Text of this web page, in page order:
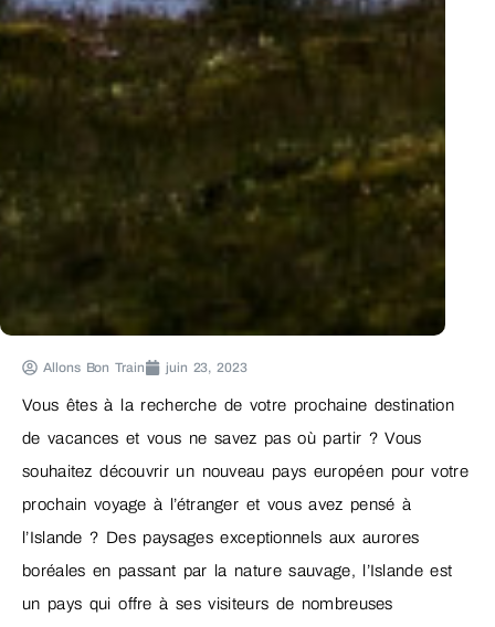
Allons Bon Train juin 23, 2023
Vous êtes à la recherche de votre prochaine destination
de vacances et vous ne savez pas où partir ? Vous
souhaitez découvrir un nouveau pays européen pour votre
prochain voyage à l’étranger et vous avez pensé à
l’Islande ? Des paysages exceptionnels aux aurores
boréales en passant par la nature sauvage, l’Islande est
un pays qui offre à ses visiteurs de nombreuses